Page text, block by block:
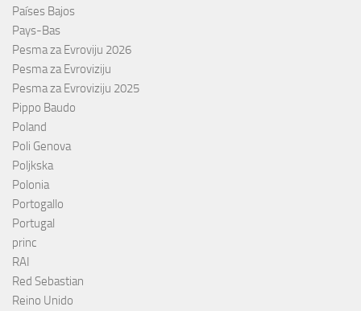
Países Bajos
Pays-Bas
Pesma za Evroviju 2026
Pesma za Evroviziju
Pesma za Evroviziju 2025
Pippo Baudo
Poland
Poli Genova
Poljkska
Polonia
Portogallo
Portugal
princ
RAI
Red Sebastian
Reino Unido